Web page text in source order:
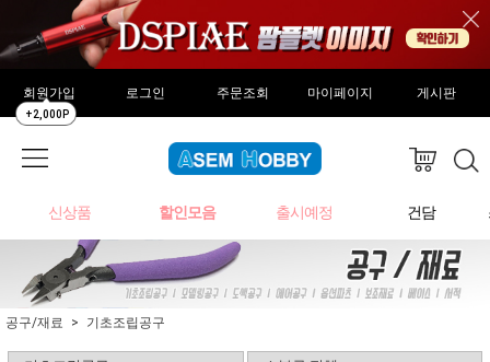
회원가입
+2,000P
로그인 주문조회 마이페이지 게시판
신상품 할인모음 출시예정 건담
공구/재료 기초조립공구